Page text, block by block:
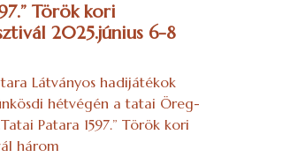
Török kori
2025.június 6-8
Látványos hadijátékok
hétvégén a tatai Öreg-
Patara 1597.” Török kori
három